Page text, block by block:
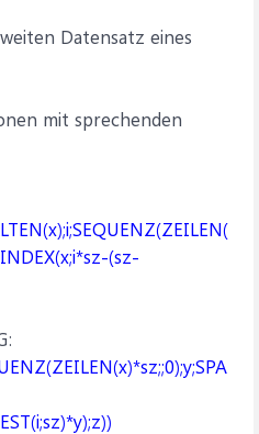
Datensatz eines
mit sprechenden
(sz-